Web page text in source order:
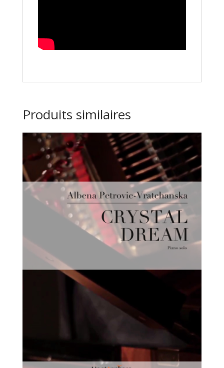
Produits similaires